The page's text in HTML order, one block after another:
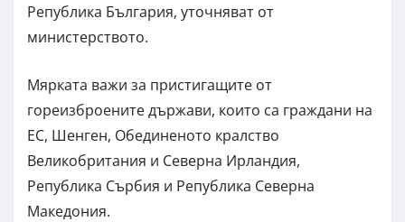
Република България, уточняват от
министерството.
Мярката важи за пристигащите от
гореизброените държави, които са граждани на
ЕС, Шенген, Обединеното кралство
Великобритания и Северна Ирландия,
Република Сърбия и Република Северна
Македония.